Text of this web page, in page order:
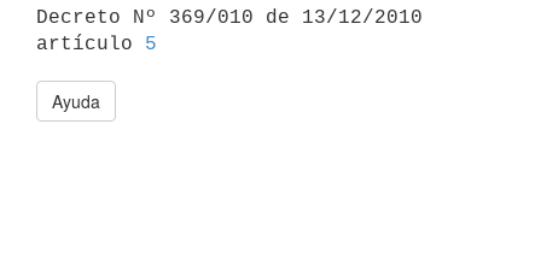
Decreto Nº 369/010 de 13/12/2010
artículo 5
Ayuda